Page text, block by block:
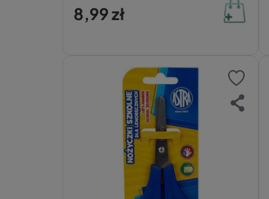
8,99 zł